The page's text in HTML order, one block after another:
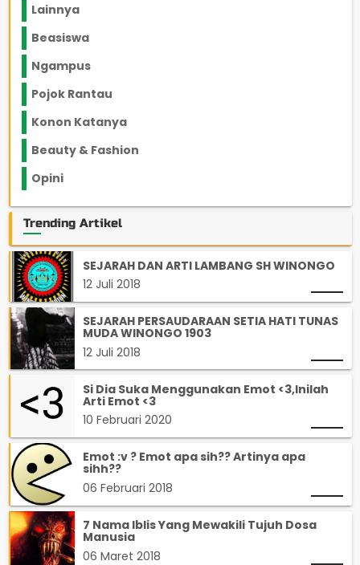
Lainnya
Beasiswa
Ngampus
Pojok Rantau
Konon Katanya
Beauty & Fashion
Opini
Trending Artikel
SEJARAH DAN ARTI LAMBANG SH WINONGO
12 Juli 2018
SEJARAH PERSAUDARAAN SETIA HATI TUNAS
MUDA WINONGO 1903
12 Juli 2018
Si Dia Suka Menggunakan Emot <3,Inilah
Arti Emot <3
10 Februari 2020
Emot :v ? Emot apa sih?? Artinya apa
sihh??
06 Februari 2018
7 Nama Iblis Yang Mewakili Tujuh Dosa
Manusia
06 Maret 2018